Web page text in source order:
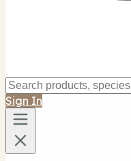
Sign In